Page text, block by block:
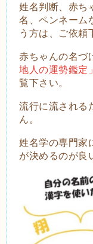
姓名判断、赤ち
名、ペンネーム
う方は、ご依頼
赤ちゃんの名づ
地人の運勢鑑定」
覧下さい。
流行に流される
ん。
姓名学の専門家
が決めるのが良